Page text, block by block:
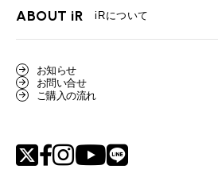
BMWミニ買取査定依頼
ローバーミニ買取査定依頼
最近の修理実績
User's Voice 購入者様の声
Part's Report
TOP
ローバーミニナレッジ
ABOUT iR iRについて
スタッフ紹介
リクルート
お知らせ
お問い合せ
ご購入の流れ